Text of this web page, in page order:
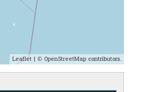
Leaflet| © OpenStreetMapcontributors.